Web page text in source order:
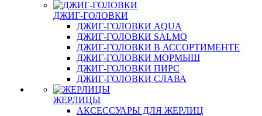
ДЖИГ-ГОЛОВКИ
ДЖИГ-ГОЛОВКИ AQUA
ДЖИГ-ГОЛОВКИ SALMO
ДЖИГ-ГОЛОВКИ В АССОРТИМЕНТЕ
ДЖИГ-ГОЛОВКИ МОРМЫШ
ДЖИГ-ГОЛОВКИ ПИРС
ДЖИГ-ГОЛОВКИ СЛАВА
ЖЕРЛИЦЫ
АКСЕССУАРЫ ДЛЯ ЖЕРЛИЦ